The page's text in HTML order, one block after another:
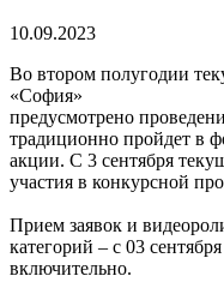
10.09.2023
Во втором полугодии
«София»
предусмотрено
традиционно пройдет в
акции. С 3 сентября
участия в конкурсной
Прием заявок и
категорий – с 03
включительно.